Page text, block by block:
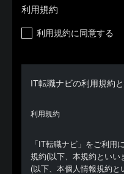
利用規約
利用規約に同意する
IT転職ナビの利用規約
利用規約
「IT転職ナビ」をご利用
規約(以下、本規約といい
(以下、本個人情報規約と